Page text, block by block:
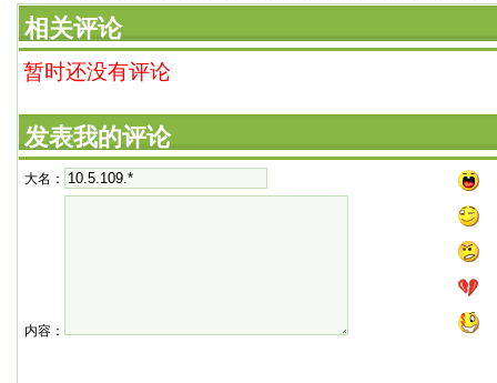
起玩
相关评论
暂时还没有评论
发表我的评论
大名：
内容：